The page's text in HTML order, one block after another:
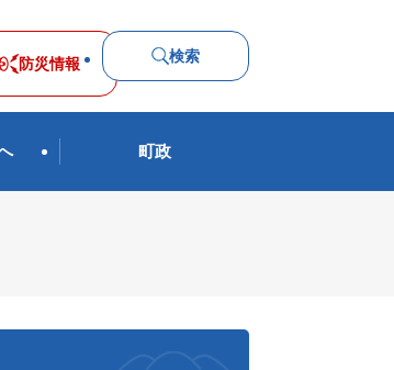
防災情報 検索
町政